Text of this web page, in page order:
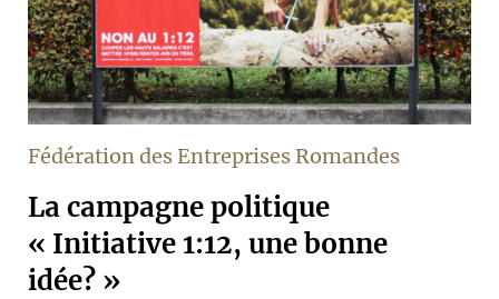
Fédération des Entreprises Romandes
La campagne politique
« Initiative 1:12, une bonne
idée? »